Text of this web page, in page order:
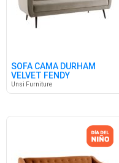
SOFA CAMA DURHAM
VELVET FENDY
Unsi Furniture